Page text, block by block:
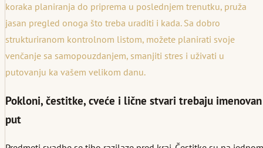
koraka planiranja do priprema u poslednjem trenutku, pruža
jasan pregled onoga što treba uraditi i kada. Sa dobro
strukturiranom kontrolnom listom, možete planirati svoje
venčanje sa samopouzdanjem, smanjiti stres i uživati u
putovanju ka vašem velikom danu.
Pokloni, čestitke, cveće i lične stvari trebaju imenovan
put